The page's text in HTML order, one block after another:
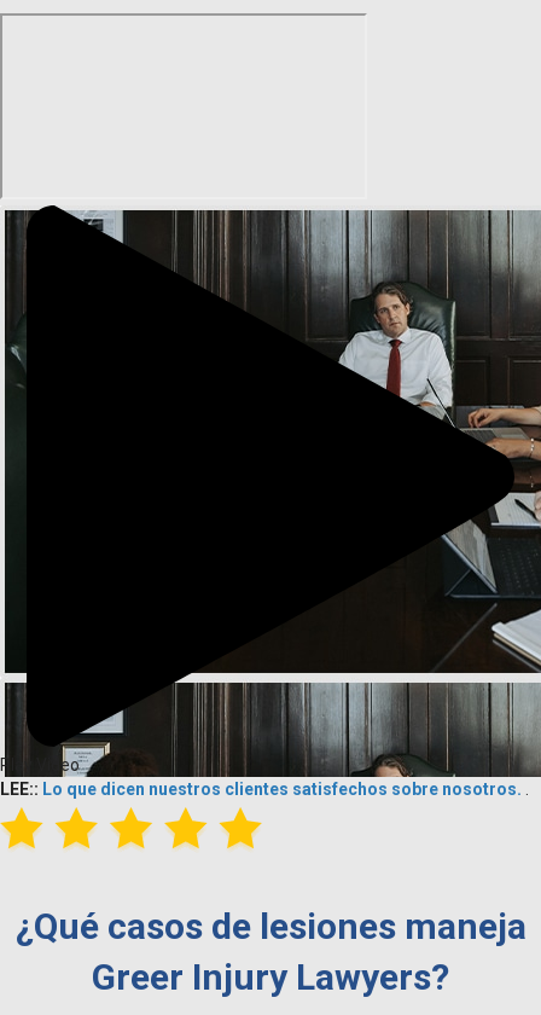
Play Video
LEE:: Lo que dicen nuestros clientes satisfechos sobre nosotros.
¿Qué casos de lesiones maneja
Greer Injury Lawyers?